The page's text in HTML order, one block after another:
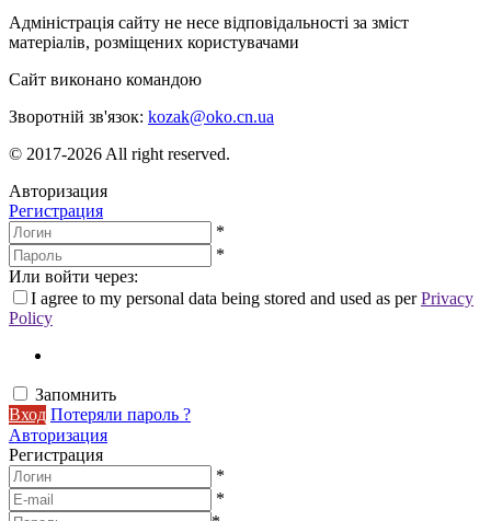
Адміністрація сайту не несе відповідальності за зміст
матеріалів, розміщених користувачами
Сайт виконано командою
Зворотній зв'язок: kozak@oko.cn.ua
© 2017-2026 All right reserved.
Авторизация
Регистрация
*
*
Или войти через:
I agree to my personal data being stored and used as perPrivacy
Policy
Запомнить
Вход Потеряли пароль ?
Авторизация
Регистрация
*
*